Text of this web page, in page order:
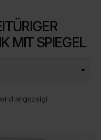
MIT SPIEGEL
angezeigt